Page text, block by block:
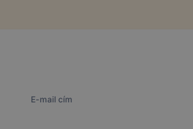
E-mail cím